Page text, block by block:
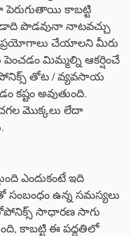
పెరుగుతాయి కాబట్టి
పొడవునా నాటవచ్చు
చేయాలని మీరు
మిమ్మల్ని ఆకర్షించే
తోట / వ్యవసాయ
అవుతుంది.
మొక్కలు లేదా
ఎందుకంటే ఇది
సంబంధం ఉన్న సమస్యలు
సాధారణ సాగు
కాబట్టి ఈ పద్ధతిలో